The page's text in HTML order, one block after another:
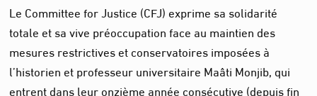
Le Committee for Justice (CFJ) exprime sa solidarité
totale et sa vive préoccupation face au maintien des
mesures restrictives et conservatoires imposées à
l’historien et professeur universitaire Maâti Monjib, qui
entrent dans leur onzième année consécutive (depuis fin